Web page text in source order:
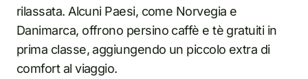
rilassata. Alcuni Paesi, come Norvegia e
Danimarca, offrono persino caffè e tè gratuiti in
prima classe, aggiungendo un piccolo extra di
comfort al viaggio.